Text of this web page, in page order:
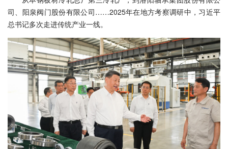
司、阳泉阀门股份有限公司……2025年在地方考察调研中，习近平
总书记多次走进传统产业一线。